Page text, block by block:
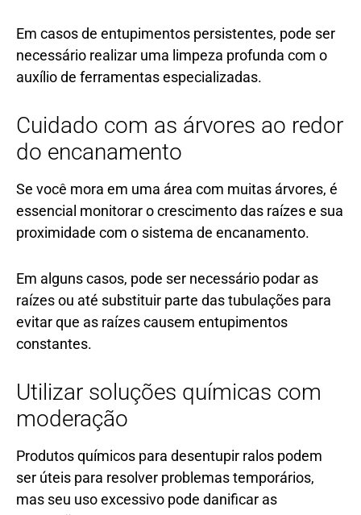
Em casos de entupimentos persistentes, pode ser
necessário realizar uma limpeza profunda com o
auxílio de ferramentas especializadas.
Cuidado com as árvores ao redor
do encanamento
Se você mora em uma área com muitas árvores, é
essencial monitorar o crescimento das raízes e sua
proximidade com o sistema de encanamento.
Em alguns casos, pode ser necessário podar as
raízes ou até substituir parte das tubulações para
evitar que as raízes causem entupimentos
constantes.
Utilizar soluções químicas com
moderação
Produtos químicos para desentupir ralos podem
ser úteis para resolver problemas temporários,
mas seu uso excessivo pode danificar as